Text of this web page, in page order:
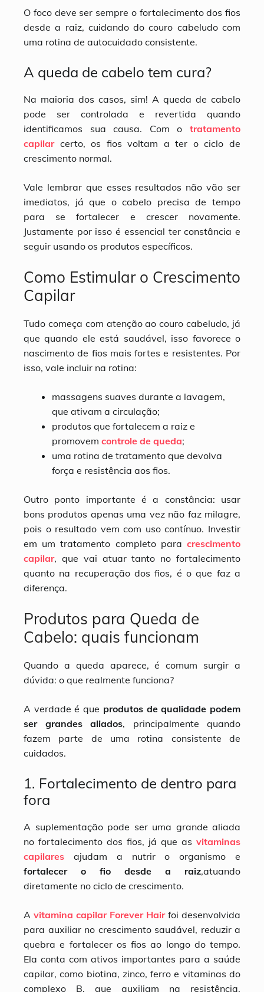
O foco deve ser sempre o fortalecimento dos fios
desde a raiz, cuidando do couro cabeludo com
uma rotina de autocuidado consistente.
A queda de cabelo tem cura?
Na maioria dos casos, sim! A queda de cabelo
pode ser controlada e revertida quando
identificamos sua causa. Com o tratamento
capilarcerto, os fios voltam a ter o ciclo de
crescimento normal.
Vale lembrar que esses resultados não vão ser
imediatos, já que o cabelo precisa de tempo
para se fortalecer e crescer novamente.
Justamente por isso é essencial ter constância e
seguir usando os produtos específicos.
Como Estimular o Crescimento
Capilar
Tudo começa com atenção ao couro cabeludo, já
que quando ele está saudável, isso favorece o
nascimento de fios mais fortes e resistentes. Por
isso, vale incluir na rotina:
massagens suaves durante a lavagem,
que ativam a circulação;
produtos que fortalecem a raiz e
promovem controle de queda;
uma rotina de tratamento que devolva
força e resistência aos fios.
Outro ponto importante é a constância: usar
bons produtos apenas uma vez não faz milagre,
pois o resultado vem com uso contínuo. Investir
em um tratamento completo para crescimento
capilar, que vai atuar tanto no fortalecimento
quanto na recuperação dos fios, é o que faz a
diferença.
Produtos para Queda de
Cabelo: quais funcionam
Quando a queda aparece, é comum surgir a
dúvida: o que realmente funciona?
A verdade é que produtos de qualidade podem
ser grandes aliados, principalmente quando
fazem parte de uma rotina consistente de
cuidados.
1. Fortalecimento de dentro para
fora
A suplementação pode ser uma grande aliada
no fortalecimento dos fios, já que as vitaminas
capilares
ajudam a nutrir o organismo e
fortalecer o fio desde a raiz,atuando
diretamente no ciclo de crescimento.
A vitamina capilar Forever Hairfoi desenvolvida
para auxiliar no crescimento saudável, reduzir a
quebra e fortalecer os fios ao longo do tempo.
Ela conta com ativos importantes para a saúde
capilar, como biotina, zinco, ferro e vitaminas do
complexo B, que auxiliam na resistência,